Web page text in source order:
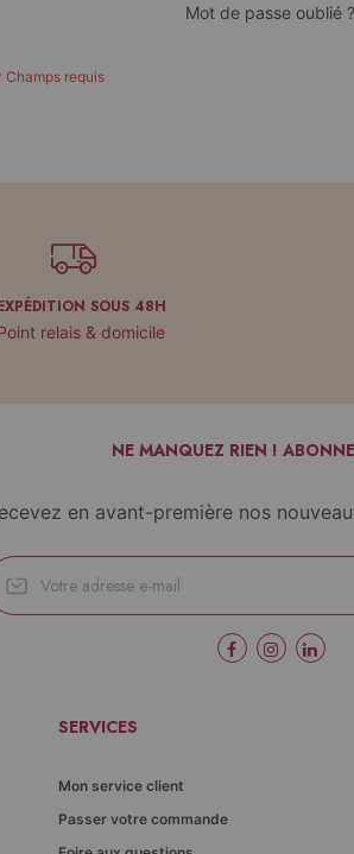
Mot de passe oublié ?
SOUS 48H
relais & domicile
NE MANQUEZ RIEN !
en avant-première nos
SERVICES
Mon service client
Passer votre commande